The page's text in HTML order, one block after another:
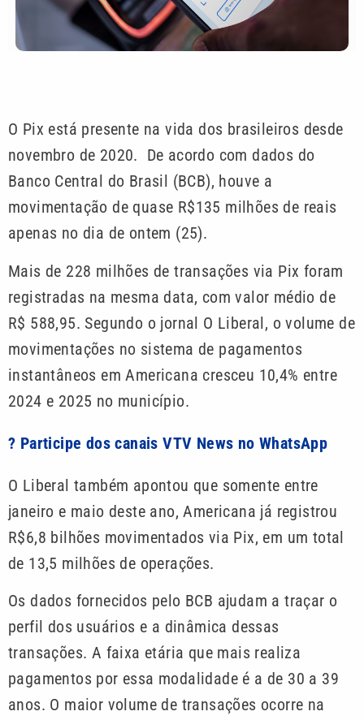
O Pix está presente na vida dos brasileiros desde
novembro de 2020. De acordo com dados do
Banco Central do Brasil (BCB), houve a
movimentação de quase R$135 milhões de reais
apenas no dia de ontem (25).
Mais de 228 milhões de transações via Pix foram
registradas na mesma data, com valor médio de
R$ 588,95. Segundo o jornal O Liberal, o volume de
movimentações no sistema de pagamentos
instantâneos em Americana cresceu 10,4% entre
2024 e 2025 no município.
? Participe dos canais VTV News no WhatsApp
O Liberal também apontou que somente entre
janeiro e maio deste ano, Americana já registrou
R$6,8 bilhões movimentados via Pix, em um total
de 13,5 milhões de operações.
Os dados fornecidos pelo BCB ajudam a traçar o
perfil dos usuários e a dinâmica dessas
transações. A faixa etária que mais realiza
pagamentos por essa modalidade é a de 30 a 39
anos. O maior volume de transações ocorre na